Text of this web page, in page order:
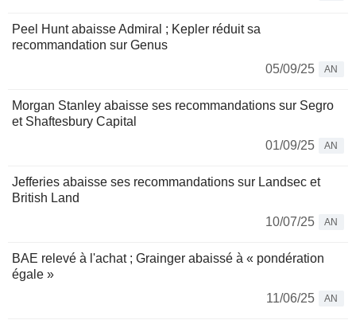
Peel Hunt abaisse Admiral ; Kepler réduit sa
recommandation sur Genus
05/09/25
AN
Morgan Stanley abaisse ses recommandations sur Segro
et Shaftesbury Capital
01/09/25
AN
Jefferies abaisse ses recommandations sur Landsec et
British Land
10/07/25
AN
BAE relevé à l'achat ; Grainger abaissé à « pondération
égale »
11/06/25
AN